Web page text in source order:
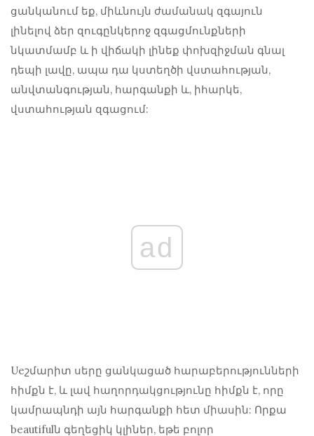
ցանկանում եք, միևնույն ժամանակ զգայուն
լինելով ձեր զուգընկերոջ զգացմունքների
նկատմամբ և ի վիճակի լինեք փոխզիջման գնալ
դեպի լավը, ապա դա կստեղծի վստահության,
անվտանգության, հարգանքի և, իհարկե,
վստահության զգացում:
ad
Ueշմարիտ սերը ցանկացած հարաբերությունների
հիմքն է, և լավ հաղորդակցությունը հիմքն է, որը
կամրապնդի այն հարգանքի հետ միասին: Որքա
beautifulն գեղեցիկ կլիներ, եթե բոլոր